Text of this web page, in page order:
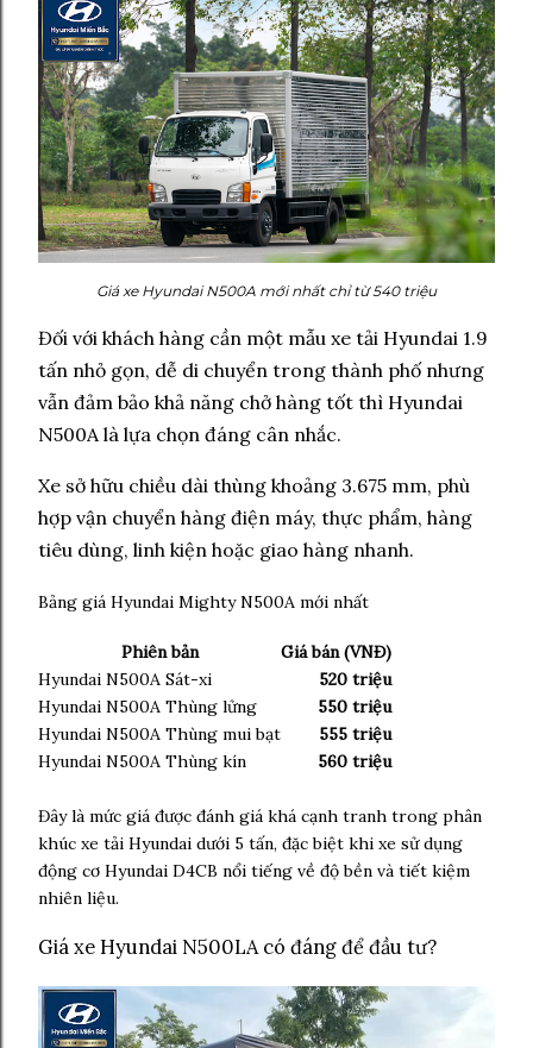
Giá xe Hyundai N500A mới nhất chỉ từ 540 triệu
Đối với khách hàng cần một mẫu xe tải Hyundai 1.9
tấn nhỏ gọn, dễ di chuyển trong thành phố nhưng
vẫn đảm bảo khả năng chở hàng tốt thì Hyundai
N500A là lựa chọn đáng cân nhắc.
Xe sở hữu chiều dài thùng khoảng 3.675 mm, phù
hợp vận chuyển hàng điện máy, thực phẩm, hàng
tiêu dùng, linh kiện hoặc giao hàng nhanh.
Bảng giá Hyundai Mighty N500A mới nhất
Phiên bản
Giá bán (VNĐ)
Hyundai N500A Sát-xi
520 triệu
Hyundai N500A Thùng lửng
550 triệu
Hyundai N500A Thùng mui bạt
555 triệu
Hyundai N500A Thùng kín
560 triệu
Đây là mức giá được đánh giá khá cạnh tranh trong phân
khúc xe tải Hyundai dưới 5 tấn, đặc biệt khi xe sử dụng
động cơ Hyundai D4CB nổi tiếng về độ bền và tiết kiệm
nhiên liệu.
Giá xe Hyundai N500LA có đáng để đầu tư?